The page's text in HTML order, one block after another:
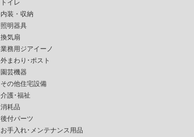
トイレ
内装・収納
照明器具
換気扇
業務用ジアイーノ
外まわり･ポスト
園芸機器
その他住宅設備
介護･福祉
消耗品
後付パーツ
お手入れ･メンテナンス用品